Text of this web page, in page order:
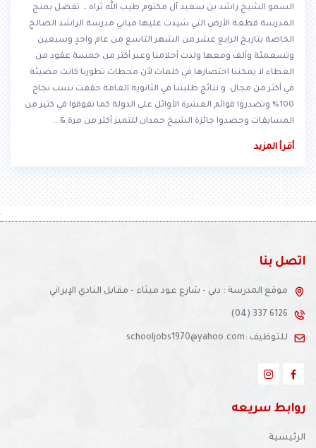
السمو الشيخ راشد بن سعيد آل مكتوم طيب الله ثراه ، تفضل بمنح
المدرسة قطعة الأرض التي شيدت عليها مباني مدرسة الراشد الصالح
الخاصة بتاريخ الرابع عشر من الشهر التاسع من عام واحدٍ وسبعين
وتسعمئة وألف ومعها ولدت أحلامنا وعبر أكثر من خمسة عقود من
العطاء لا يمكننا اختصارها في كلمات لأن محطات تطورنا كانت مضيئة
في أكثر من مجال و نتائج طلبتنا في الثانوية العامة حققت نسب نجاح
100% وتصدروا قوائم العشرة الأوائل على الدولة كما تفوقوا في كثير من
المسابقات وحصدوا جائزة الشيخ حمدان للتميز أكثر من مرة & ..
أقرأ المزيد
.
اتصل بنا
موقع المدرسة : دبي - شارع عود ميثاء - مقابل النادي الإيراني
(04) 337 6126
للتوظيف :schooljobs1970@yahoo.com
روابط سريعه
الرئيسية